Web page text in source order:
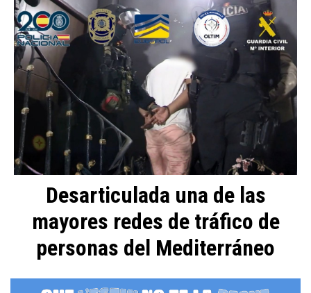
Desarticulada una de las
mayores redes de tráfico de
personas del Mediterráneo